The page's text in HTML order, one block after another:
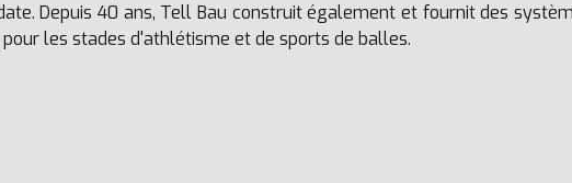
Depuis 40 ans, Tell Bau construit également et fournit des
les stades d'athlétisme et de sports de balles.